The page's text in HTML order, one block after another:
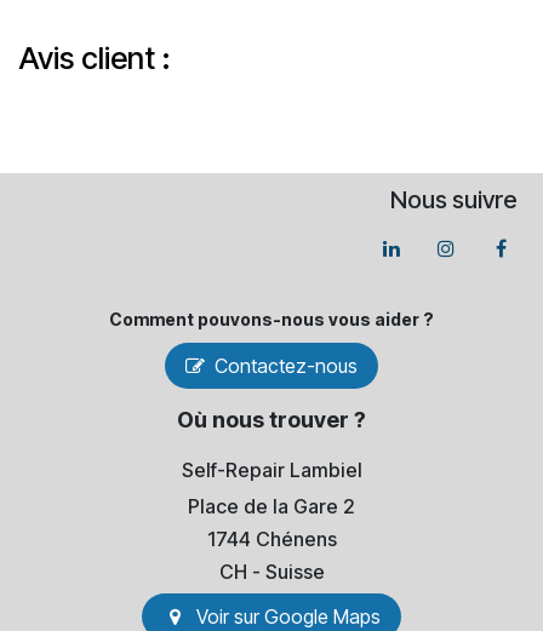
Avis client :
Nous suivre
Comment pouvons-​nous vous aider ?
Contactez-nous
Où nous trouver ?
Self-Repair Lambiel
Place de la Gare 2
1744 Chénens
​CH - Suisse
Voir sur Go​​ogle Maps